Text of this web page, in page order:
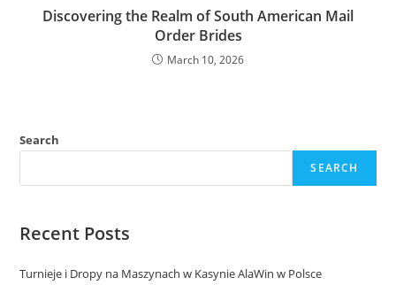
Discovering the Realm of South American Mail
Order Brides
March 10, 2026
Search
SEARCH
Recent Posts
Turnieje i Dropy na Maszynach w Kasynie AlaWin w Polsce